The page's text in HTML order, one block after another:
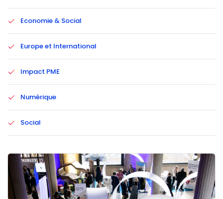
Economie & Social
Europe et International
Impact PME
Numérique
Social